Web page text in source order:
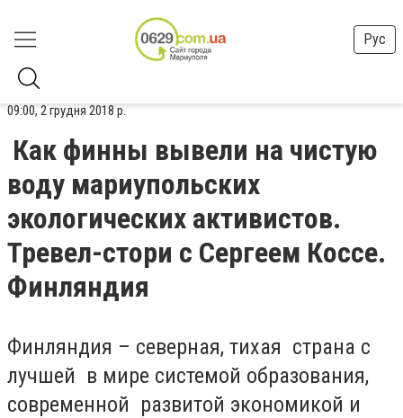
Рус
09:00, 2 грудня 2018 р.
Как финны вывели на чистую
воду мариупольских
экологических активистов.
Тревел-стори с Сергеем Коссе.
Финляндия
Финляндия – северная, тихая страна с
лучшей в мире системой образования,
современной развитой экономикой и